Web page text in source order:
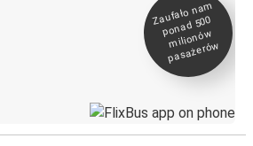
Zaufało na
m
ponad 500
milionó
w
pasażeró
w